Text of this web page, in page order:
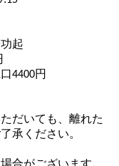
起
4400円
だいても、離れた
承ください。